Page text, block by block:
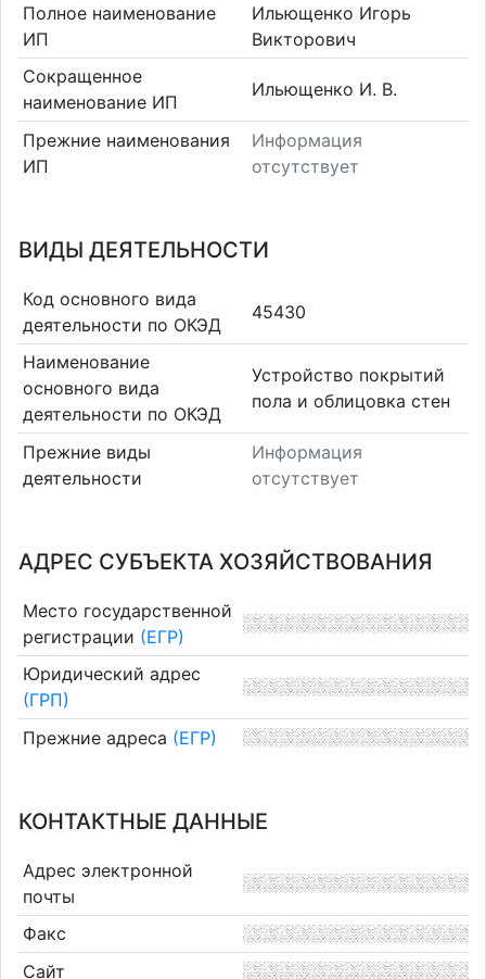
Полное наименование
ИП
Ильющенко Игорь
Викторович
Сокращенное
наименование ИП
Ильющенко И. В.
Прежние наименования
ИП
Информация
отсутствует
ВИДЫ ДЕЯТЕЛЬНОСТИ
Код основного вида
деятельности по ОКЭД
45430
Наименование
основного вида
деятельности по ОКЭД
Устройство покрытий
пола и облицовка стен
Прежние виды
деятельности
Информация
отсутствует
АДРЕС СУБЪЕКТА ХОЗЯЙСТВОВАНИЯ
Место государственной
регистрации (ЕГР)
Юридический адрес
(ГРП)
Прежние адреса (ЕГР)
КОНТАКТНЫЕ ДАННЫЕ
Адрес электронной
почты
Факс
Сайт